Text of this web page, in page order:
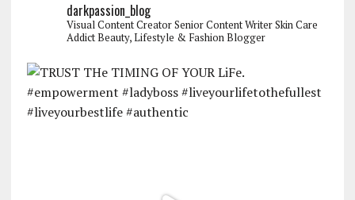
darkpassion_blog
Visual Content CreatorSenior Content WriterSkin Care
AddictBeauty, Lifestyle & Fashion Blogger